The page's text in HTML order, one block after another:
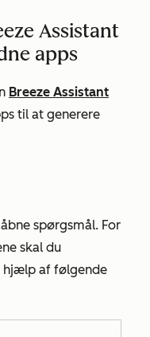
Assistant
apps
Breeze Assistant
til at generere
spørgsmål. For
skal du
hjælp af følgende